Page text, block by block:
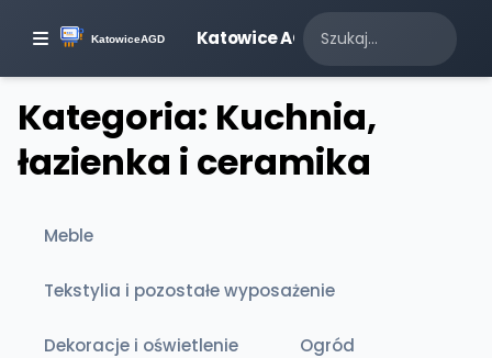
Katowice AGD
Kategoria: Kuchnia,
łazienka i ceramika
Meble
Tekstylia i pozostałe wyposażenie
Dekoracje i oświetlenie Ogród